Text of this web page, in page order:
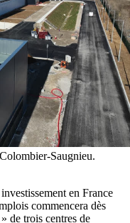
Saugnieu.
en France
commencera dès
» de trois centres de